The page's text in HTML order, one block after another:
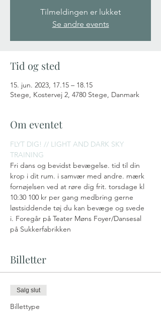
Tilmeldingen er lukket
Se andre events
Tid og sted
15. jun. 2023, 17.15 – 18.15
Stege, Kostervej 2, 4780 Stege, Danmark
Om eventet
FLYT DIG! // LIGHT AND DARK SKY
TRAINING
Fri dans og bevidst bevægelse. tid til din
krop i dit rum. i samvær med andre. mærk
fornøjelsen ved at røre dig frit. torsdage kl
10:30 100 kr per gang medbring gerne
løstsiddende tøj du kan bevæge og svede
i. Foregår på Teater Møns Foyer/Dansesal
på Sukkerfabrikken
Billetter
Salg slut
Billettype